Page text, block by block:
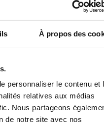
À propos des
personnaliser le contenu et
relatives aux médias
Nous partageons
de notre site avec nos
effectuer une visite à
et besoins des personnes
qui interviennent dans le